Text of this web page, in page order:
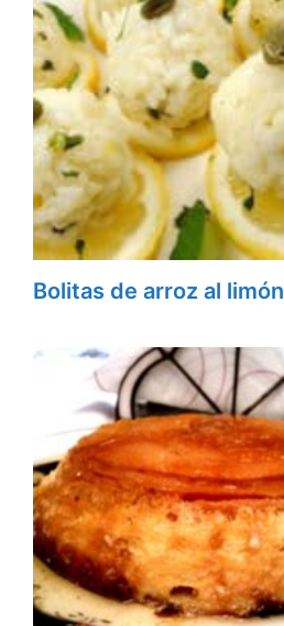
Bolitas de arroz al limón